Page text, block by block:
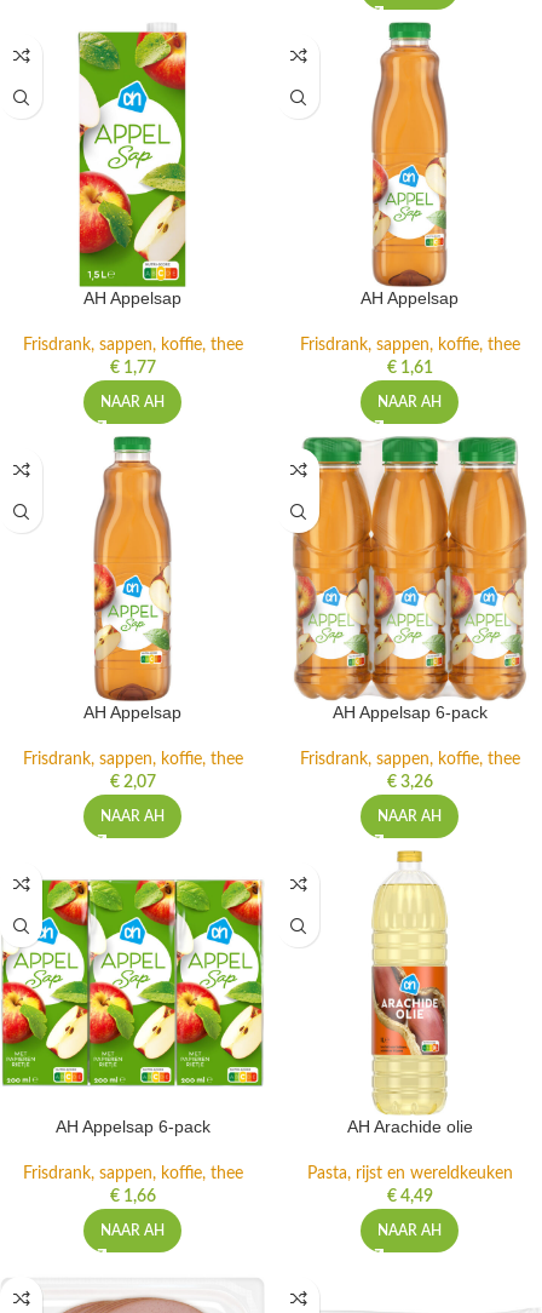
AH Appelsap
Frisdrank, sappen, koffie, thee
€1,77
NAAR AH
AH Appelsap
Frisdrank, sappen, koffie, thee
€1,61
NAAR AH
AH Appelsap
Frisdrank, sappen, koffie, thee
€2,07
NAAR AH
AH Appelsap 6-pack
Frisdrank, sappen, koffie, thee
€3,26
NAAR AH
AH Appelsap 6-pack
Frisdrank, sappen, koffie, thee
€1,66
NAAR AH
AH Arachide olie
Pasta, rijst en wereldkeuken
€4,49
NAAR AH